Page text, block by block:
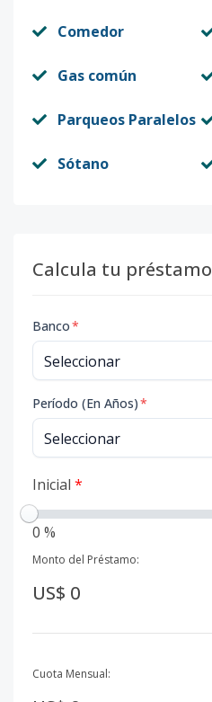
Comedor
Gas común
Parqueos Paralelos
Sótano
Calcula tu préstamo
Banco*
Período (En Años)*
Inicial *
0 %
Monto del Préstamo:
US$ 0
Cuota Mensual: